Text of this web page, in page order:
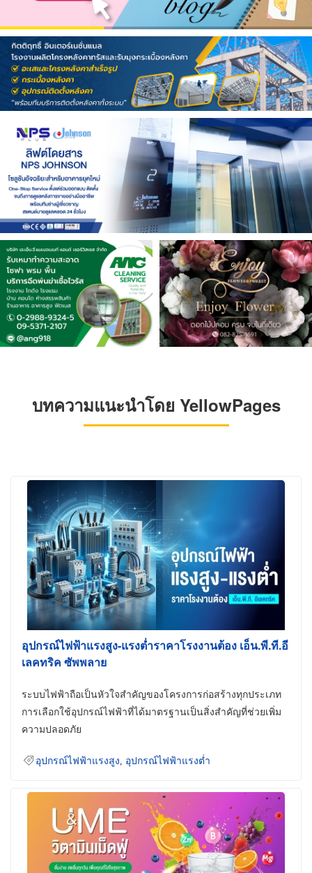
บทความแนะนำโดย YellowPages
อุปกรณ์ไฟฟ้าแรงสูง-แรงต่ำราคาโรงงานต้อง เอ็น.พี.ที.อี
เลคทริค ซัพพลาย
ระบบไฟฟ้าถือเป็นหัวใจสำคัญของโครงการก่อสร้างทุกประเภท
การเลือกใช้อุปกรณ์ไฟฟ้าที่ได้มาตรฐานเป็นสิ่งสำคัญที่ช่วยเพิ่ม
ความปลอดภัย
อุปกรณ์ไฟฟ้าแรงสูง อุปกรณ์ไฟฟ้าแรงต่ำ